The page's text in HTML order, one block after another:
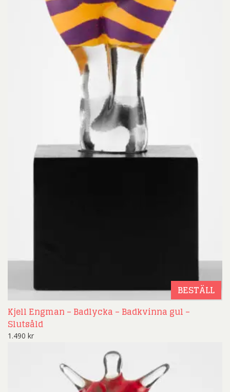
BESTÄLL
Kjell Engman – Badlycka – Badkvinna gul –
Slutsåld
1.490 kr